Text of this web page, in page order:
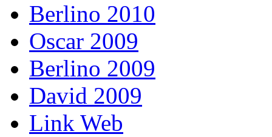
Berlino 2010
Oscar 2009
Berlino 2009
David 2009
Link Web